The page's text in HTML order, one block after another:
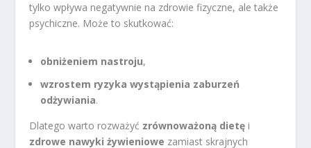
tylko wpływa negatywnie na zdrowie fizyczne, ale także
psychiczne. Może to skutkować:
obniżeniem nastroju,
wzrostem ryzyka wystąpienia zaburzeń
odżywiania.
Dlatego warto rozważyć zrównoważoną dietę i
zdrowe nawyki żywieniowe zamiast skrajnych